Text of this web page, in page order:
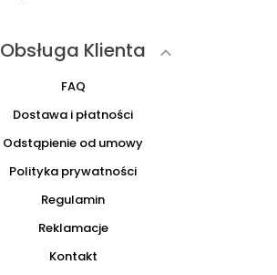
Obsługa Klienta 
FAQ
Dostawa i płatności
Odstąpienie od umowy
Polityka prywatności
Regulamin
Reklamacje
Kontakt